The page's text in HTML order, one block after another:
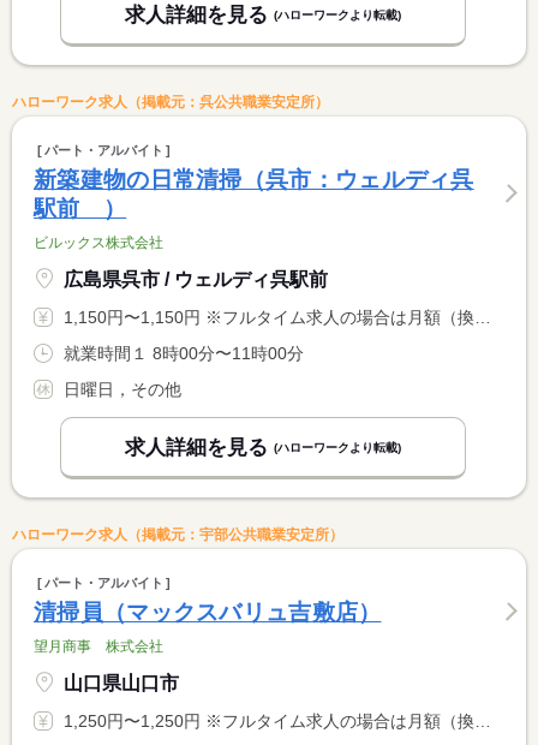
求人詳細を見る (ハローワークより転載)
ハローワーク求人（掲載元：呉公共職業安定所）
パート・アルバイト
新築建物の日常清掃（呉市：ウェルディ呉
駅前 ）
ビルックス株式会社
広島県呉市 / ウェルディ呉駅前
1,150円〜1,150円 ※フルタイム求人の場合は月額（換算額）、パート求人の場合は時間額を表示しています。
就業時間１ 8時00分〜11時00分
日曜日，その他
求人詳細を見る (ハローワークより転載)
ハローワーク求人（掲載元：宇部公共職業安定所）
パート・アルバイト
清掃員（マックスバリュ吉敷店）
望月商事 株式会社
山口県山口市
1,250円〜1,250円 ※フルタイム求人の場合は月額（換算額）、パート求人の場合は時間額を表示しています。